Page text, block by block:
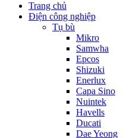
Trang chủ
Điện công nghiệp
Tụ bù
Mikro
Samwha
Epcos
Shizuki
Enerlux
Capa Sino
Nuintek
Havells
Ducati
Dae Yeong